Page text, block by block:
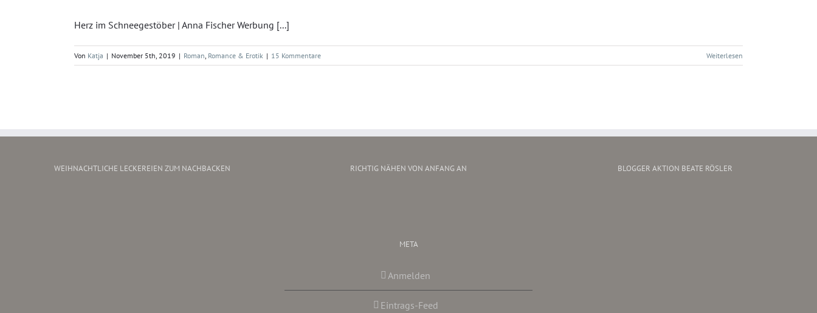
Herz im Schneegestöber | Anna Fischer Werbung [...]
Von Katja | November 5th, 2019 | Roman, Romance & Erotik | 15 Kommentare Weiterlesen
WEIHNACHTLICHE LECKEREIEN ZUM NACHBACKEN RICHTIG NÄHEN VON ANFANG AN
META
Anmelden
Eintrags-Feed
BLOGGER AKTION BEATE RÖSLER